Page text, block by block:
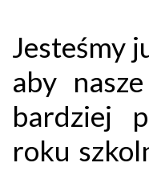
Jesteśmy
aby
bardziej
roku